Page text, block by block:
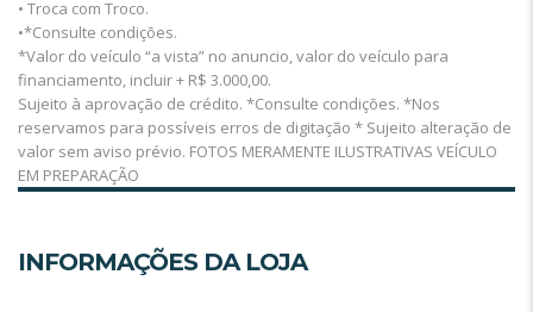
• Troca com Troco.
•*Consulte condições.
*Valor do veículo “a vista” no anuncio, valor do veículo para
financiamento, incluir + R$ 3.000,00.
Sujeito à aprovação de crédito. *Consulte condições. *Nos
reservamos para possíveis erros de digitação * Sujeito alteração de
valor sem aviso prévio. FOTOS MERAMENTE ILUSTRATIVAS VEÍCULO
EM PREPARAÇÃO
INFORMAÇÕES DA LOJA